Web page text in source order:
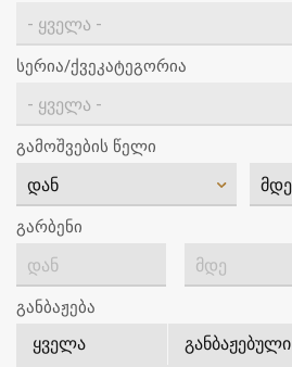
სერია/ქვეკატეგორია
გამოშვების წელი
გარბენი
განბაჟება
ყველა განბაჟებული